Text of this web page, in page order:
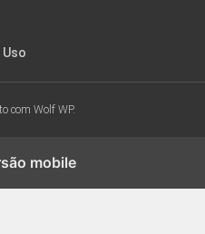
com Wolf WP.
mobile